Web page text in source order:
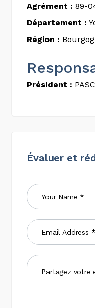
Agrément : 89-
Département :
Région :
Président :
Évaluer et